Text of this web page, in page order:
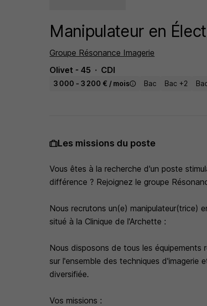
Manipulateur en
Groupe Résonance Imagerie
Olivet - 45
CDI
3 000 - 3 200 € / mois Bac Bac +2
Les missions du poste
Vous êtes à la recherche d'un poste
différence ? Rejoignez le groupe
Nous recrutons un(e) manipulateur(trice)
situé à la Clinique de l'Archette :
Nous disposons de tous les
sur l'ensemble des techniques
diversifiée.
Vos missions :